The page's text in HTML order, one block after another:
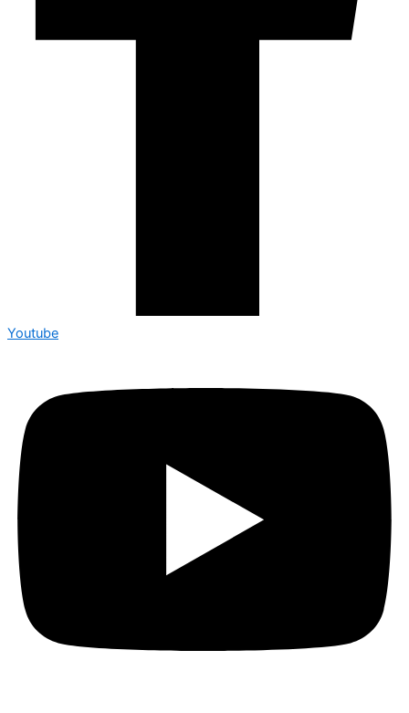
Youtube